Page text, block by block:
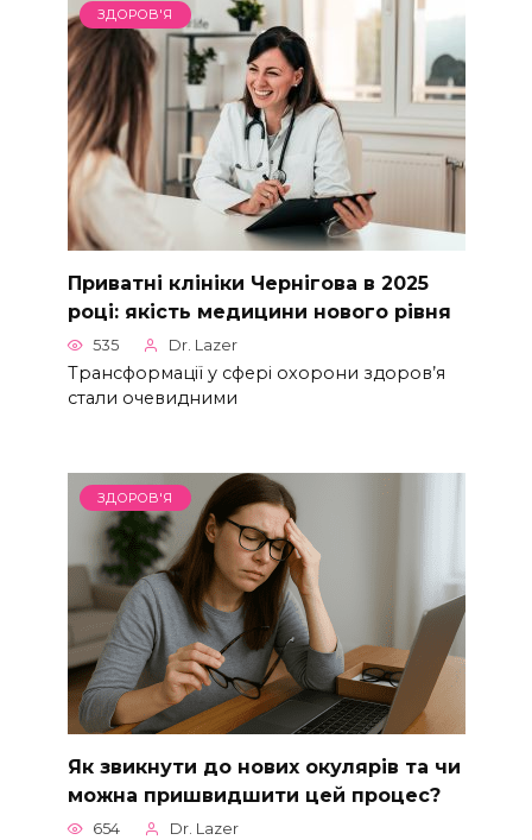
ЗДОРОВ'Я
Приватні клініки Чернігова в 2025
році: якість медицини нового рівня
535 Dr. Lazer
Трансформації у сфері охорони здоров’я
стали очевидними
ЗДОРОВ'Я
Як звикнути до нових окулярів та чи
можна пришвидшити цей процес?
654 Dr. Lazer